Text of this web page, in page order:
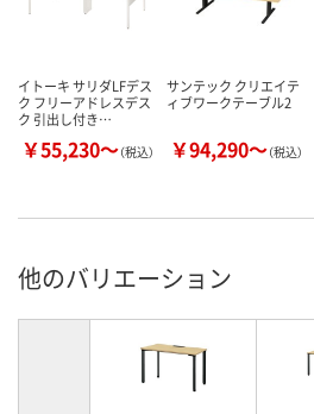
イトーキ サリダLFデス
ク フリーアドレスデス
ク 引出し付き…
￥55,230～（税込）
サンテック クリエイテ
ィブワークテーブル2
￥94,290～（税込）
他のバリエーション